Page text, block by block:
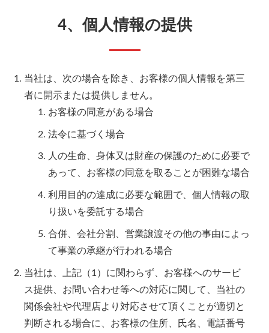
4、個人情報の提供
当社は、次の場合を除き、お客様の個人情報を第三
者に開示または提供しません。
お客様の同意がある場合
法令に基づく場合
人の生命、身体又は財産の保護のために必要で
あって、お客様の同意を取ることが困難な場合
利用目的の達成に必要な範囲で、個人情報の取
り扱いを委託する場合
合併、会社分割、営業譲渡その他の事由によっ
て事業の承継が行われる場合
当社は、上記（1）に関わらず、お客様へのサービ
ス提供、お問い合わせ等への対応に関して、当社の
関係会社や代理店より対応させて頂くことが適切と
判断される場合に、お客様の住所、氏名、電話番号